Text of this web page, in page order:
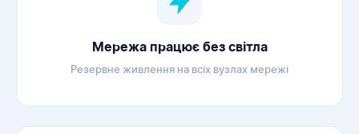
Мережа працює без світла
Резервне живлення на всіх вузлах мережі